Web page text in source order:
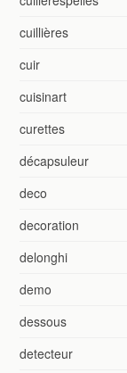
cuillières
cuir
cuisinart
curettes
décapsuleur
deco
decoration
delonghi
demo
dessous
detecteur